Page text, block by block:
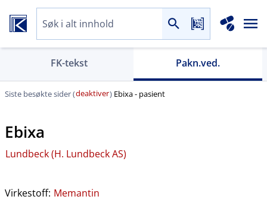
FK-tekst Pakn.ved.
Siste besøkte sider (deaktiver) Ebixa - pasient
Ebixa
Lundbeck (H. Lundbeck AS)
Virkestoff: Memantin